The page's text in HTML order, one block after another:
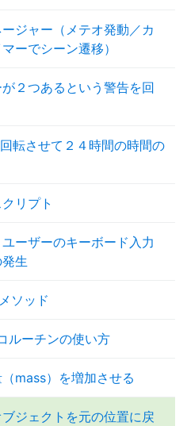
ジャー（メテオ発動／カ
ーでシーン遷移）
２つあるという警告を回
転させて２４時間の時間の
リプト
ユーザーのキーボード入力
生
ソッド
ルーチンの使い方
mass）を増加させる
ジェクトを元の位置に戻